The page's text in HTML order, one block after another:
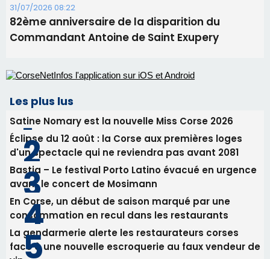
d'un spectacle qui ne reviendra pas avant 2081
Bastia – Le festival Porto Latino évacué en urgence
avant le concert de Mosimann
consommation en recul dans les restaurants
face à une nouvelle escroquerie au faux vendeur de
vin
Newsletter
Inscrivez-vous à la newsletter de CNI et recevez par
email les infos les plus importantes et une sélection de
nos meilleurs articles